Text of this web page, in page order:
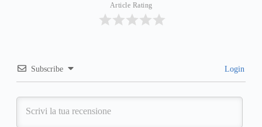
Article Rating
Subscribe Login